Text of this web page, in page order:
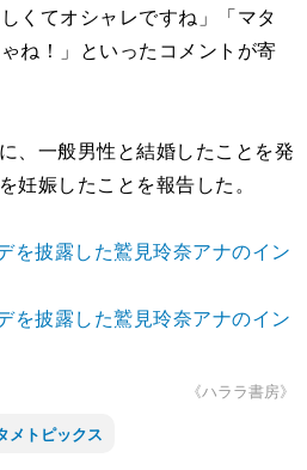
くてオシャレですね」「マタ
ね！」といったコメントが寄
、一般男性と結婚したことを発
妊娠したことを報告した。
を披露した鷲見玲奈アナのイン
を披露した鷲見玲奈アナのイン
《ハララ書房》
メトピックス